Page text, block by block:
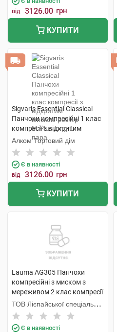
від 3126.00 грн
КУПИТИ
Sigvaris Essential Classical
Панчохи компресійні 1 клас
компресії з відкритим
миском розмір М Plus long 1
пара
Алком Торговий дім
Є в наявності
від 3126.00 грн
КУПИТИ
Lauma AG305 Панчохи
компресійні з миском з
мереживом 2 клас компресії
колір натуральний розмір 4
1 пара
ТОВ Лієпайської спеціальної
економічної зони Лаума
Медікал,
Є в наявності